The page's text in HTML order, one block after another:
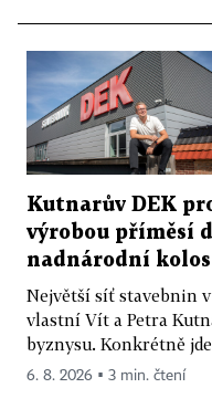
Kutnarův DEK
výrobou příměsí
nadnárodní
Největší síť stavebnin
vlastní Vít a Petra
byznysu. Konkrétně jde
6. 8. 2026 ▪ 3 min. čtení